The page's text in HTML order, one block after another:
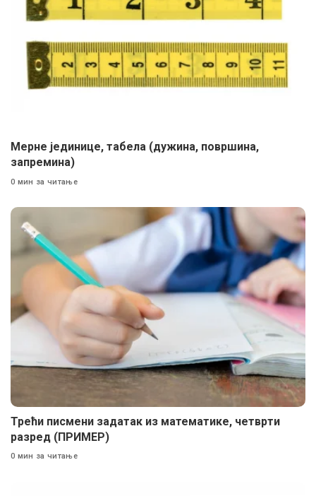
Мерне јединице, табела (дужина, површина,
запремина)
0 мин за читање
Трећи писмени задатак из математике, четврти
разред (ПРИМЕР)
0 мин за читање